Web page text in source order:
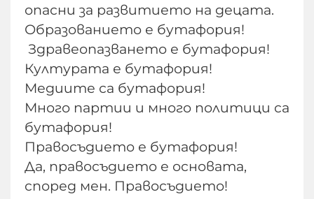
опасни за развитието на децата.
Образованието е бутафория!
Здравеопазването е бутафория!
Културата е бутафория!
Медиите са бутафория!
Много партии и много политици са
бутафория!
Правосъдието е бутафория!
Да, правосъдието е основата,
според мен. Правосъдието!